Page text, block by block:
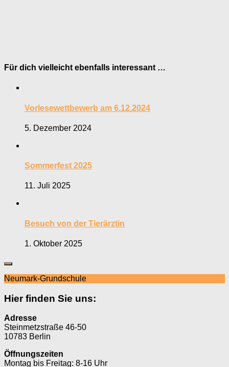
Für dich vielleicht ebenfalls interessant …
Vorlesewettbewerb am 6.12.2024
5. Dezember 2024
Sommerfest 2025
11. Juli 2025
Besuch von der Tierärztin
1. Oktober 2025
Neumark-Grundschule
Hier finden Sie uns:
Adresse
Steinmetzstraße 46-50
10783 Berlin
Öffnungszeiten
Montag bis Freitag: 8-16 Uhr